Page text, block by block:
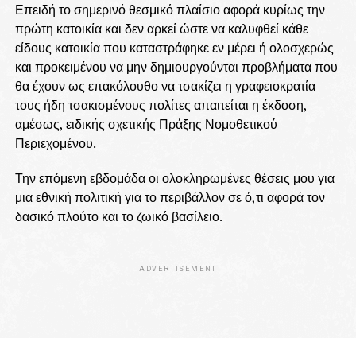
Επειδή το σημερινό θεσμικό πλαίσιο αφορά κυρίως την
πρώτη κατοικία και δεν αρκεί ώστε να καλυφθεί κάθε
είδους κατοικία που καταστράφηκε εν μέρει ή ολοσχερώς
και προκειμένου να μην δημιουργούνται προβλήματα που
θα έχουν ως επακόλουθο να τσακίζει η γραφειοκρατία
τους ήδη τσακισμένους πολίτες απαιτείται η έκδοση,
αμέσως, ειδικής σχετικής Πράξης Νομοθετικού
Περιεχομένου.
Την επόμενη εβδομάδα οι ολοκληρωμένες θέσεις μου για
μια εθνική πολιτική για το περιβάλλον σε ό,τι αφορά τον
δασικό πλούτο και το ζωικό βασίλειο.
ADVERTISEMENT